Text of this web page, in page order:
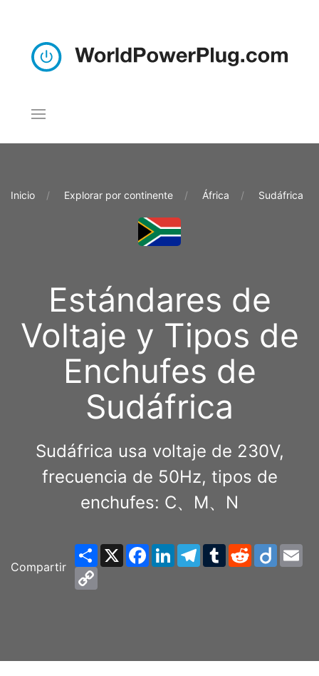
Inicio Explorar por continente África Sudáfrica
Estándares de
Voltaje y Tipos de
Enchufes de
Sudáfrica
Sudáfrica usa voltaje de 230V,
frecuencia de 50Hz, tipos de
enchufes: C、M、N
Compartir
ShareX Facebook
LinkedInTelegram
TumblrRedditDiigo